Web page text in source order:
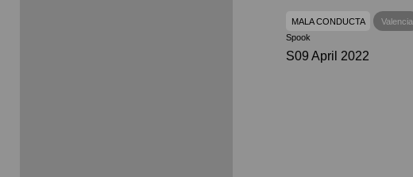
MALA CONDUCTA
Valencia
Spook
S09 April 2022